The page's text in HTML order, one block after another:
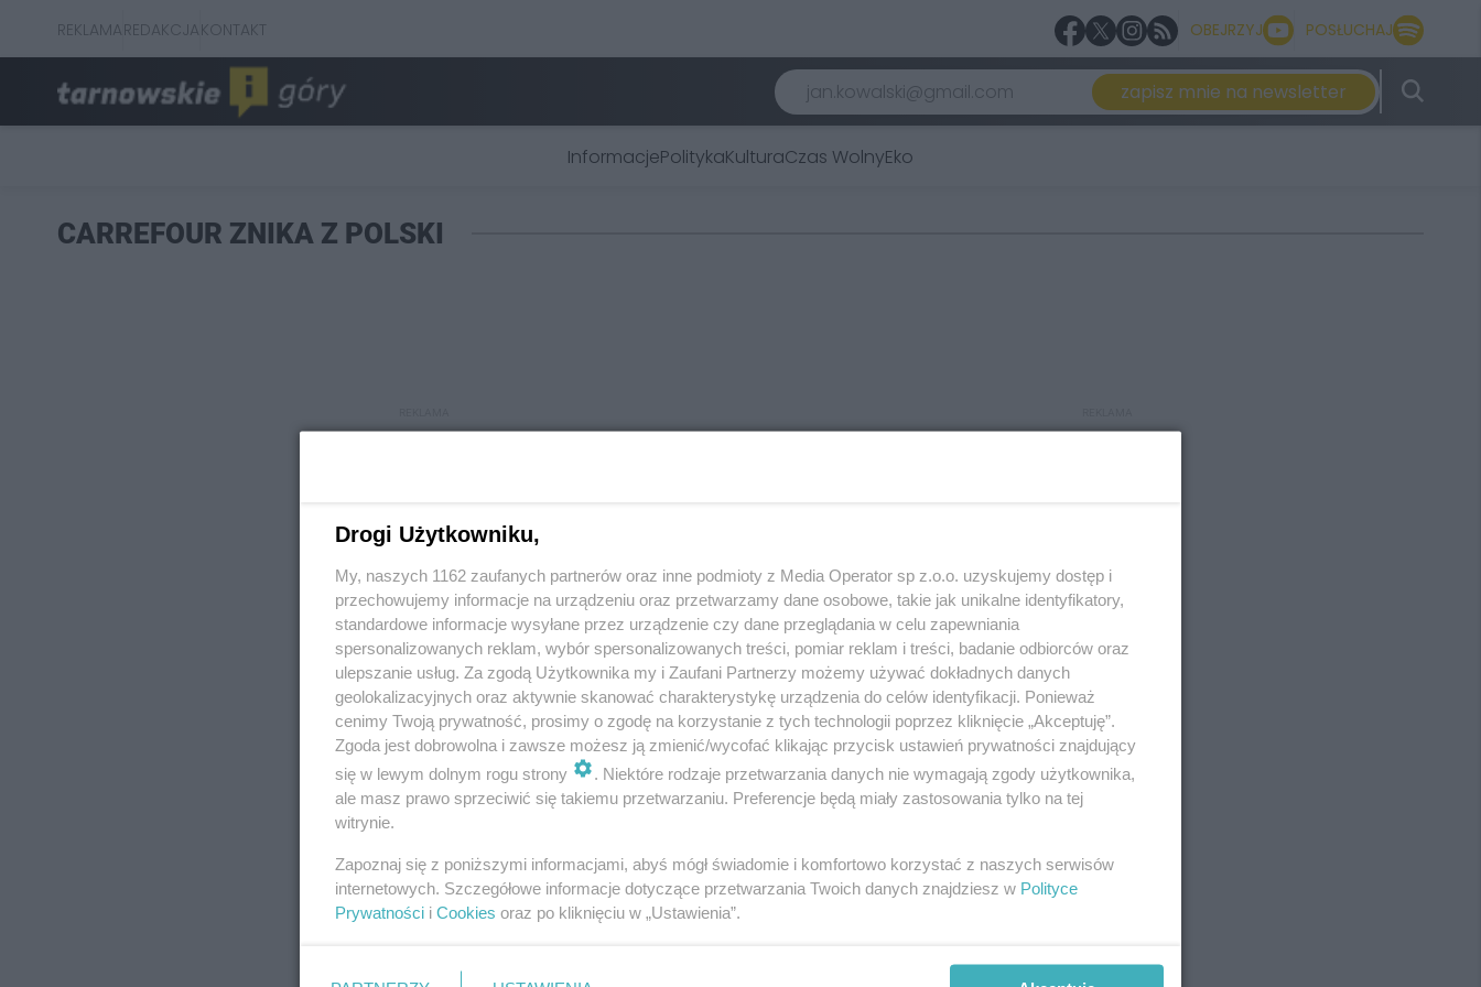
REKLAMAREDAKCJAKONTAKT OBEJRZYJ POSŁUCHAJ
zapisz mnie na newsletter
InformacjePolitykaKulturaCzas WolnyEko
CARREFOUR ZNIKA Z POLSKI
REKLAMA REKLAMA
Drogi Użytkowniku,
My, naszych 1162 zaufanych partnerów oraz inne podmioty z Media Operator sp z.o.o. uzyskujemy dostęp i
przechowujemy informacje na urządzeniu oraz przetwarzamy dane osobowe, takie jak unikalne identyfikatory,
standardowe informacje wysyłane przez urządzenie czy dane przeglądania w celu zapewniania
spersonalizowanych reklam, wybór spersonalizowanych treści, pomiar reklam i treści, badanie odbiorców oraz
ulepszanie usług. Za zgodą Użytkownika my i Zaufani Partnerzy możemy używać dokładnych danych
geolokalizacyjnych oraz aktywnie skanować charakterystykę urządzenia do celów identyfikacji. Ponieważ
cenimy Twoją prywatność, prosimy o zgodę na korzystanie z tych technologii poprzez kliknięcie „Akceptuję”.
Zgoda jest dobrowolna i zawsze możesz ją zmienić/wycofać klikając przycisk ustawień prywatności znajdujący
się w lewym dolnym rogu strony
. Niektóre rodzaje przetwarzania danych nie wymagają zgody użytkownika,
ale masz prawo sprzeciwić się takiemu przetwarzaniu. Preferencje będą miały zastosowania tylko na tej
witrynie.
Zapoznaj się z poniższymi informacjami, abyś mógł świadomie i komfortowo korzystać z naszych serwisów
internetowych. Szczegółowe informacje dotyczące przetwarzania Twoich danych znajdziesz w Polityce
Prywatności i Cookies oraz po kliknięciu w „Ustawienia”.